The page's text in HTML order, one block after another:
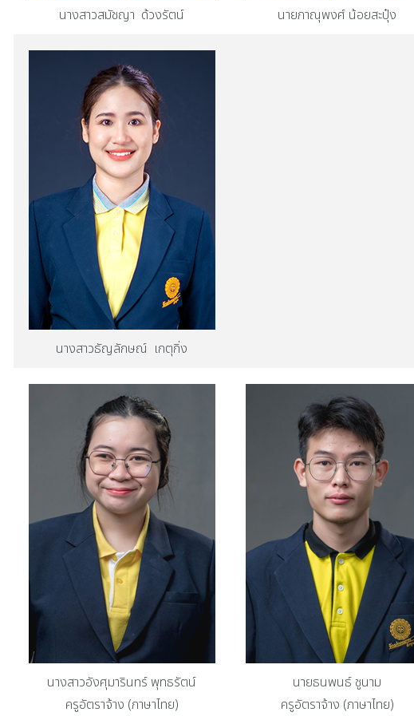
นางสาวสมัชญา ด้วงรัตน์ นายภาณุพงศ์ น้อยสะปุ๋ง
นางสาวธัญลักษณ์ เกตุกิ่ง
นางสาวอังศุมารินทร์ พุทธรัตน์
ครูอัตราจ้าง (ภาษาไทย)
นายธนพนธ์ ชูนาม
ครูอัตราจ้าง (ภาษาไทย)